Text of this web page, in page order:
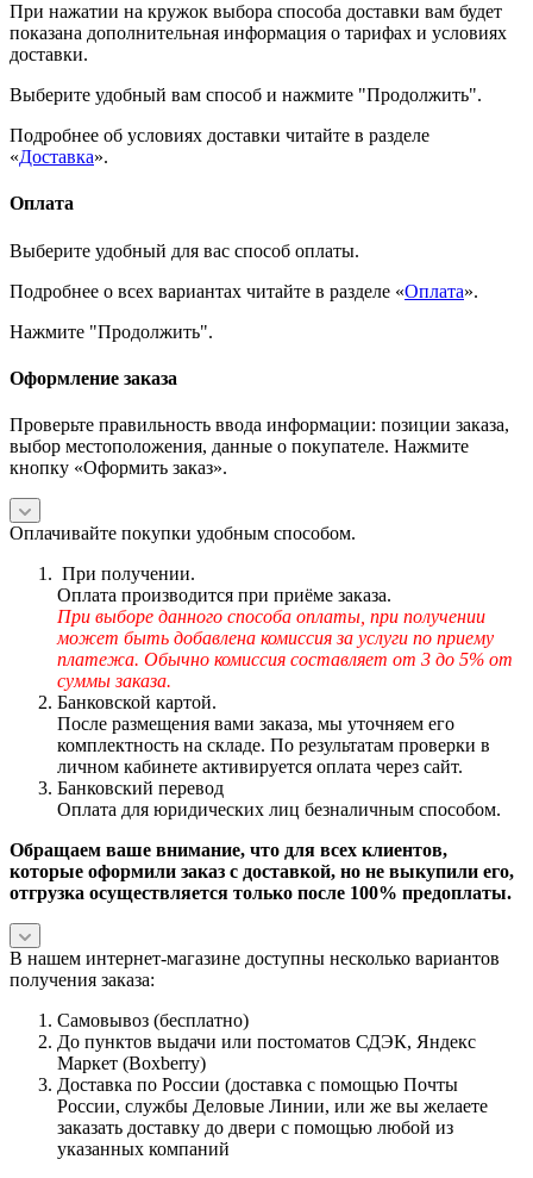
При нажатии на кружок выбора способа доставки вам будет
показана дополнительная информация о тарифах и условиях
доставки.
Выберите удобный вам способ и нажмите "Продолжить".
Подробнее об условиях доставки читайте в разделе
«Доставка».
Оплата
Выберите удобный для вас способ оплаты.
Подробнее о всех вариантах читайте в разделе «Оплата».
Нажмите "Продолжить".
Оформление заказа
Проверьте правильность ввода информации: позиции заказа,
выбор местоположения, данные о покупателе. Нажмите
кнопку «Оформить заказ».
Оплачивайте покупки удобным способом.
При получении.
Оплата производится при приёме заказа.
При выборе данного способа оплаты, при получении
может быть добавлена комиссия за услуги по приему
платежа. Обычно комиссия составляет от 3 до 5% от
суммы заказа.
Банковской картой.
После размещения вами заказа, мы уточняем его
комплектность на складе. По результатам проверки в
личном кабинете активируется оплата через сайт.
Банковский перевод
Оплата для юридических лиц безналичным способом.
Обращаем ваше внимание, что для всех клиентов,
которые оформили заказ с доставкой, но не выкупили его,
отгрузка осуществляется только после 100% предоплаты.
В нашем интернет-магазине доступны несколько вариантов
получения заказа:
Самовывоз (бесплатно)
До пунктов выдачи или постоматов СДЭК, Яндекс
Маркет (Boxberry)
Доставка по России (доставка с помощью Почты
России, службы Деловые Линии, или же вы желаете
заказать доставку до двери с помощью любой из
указанных компаний